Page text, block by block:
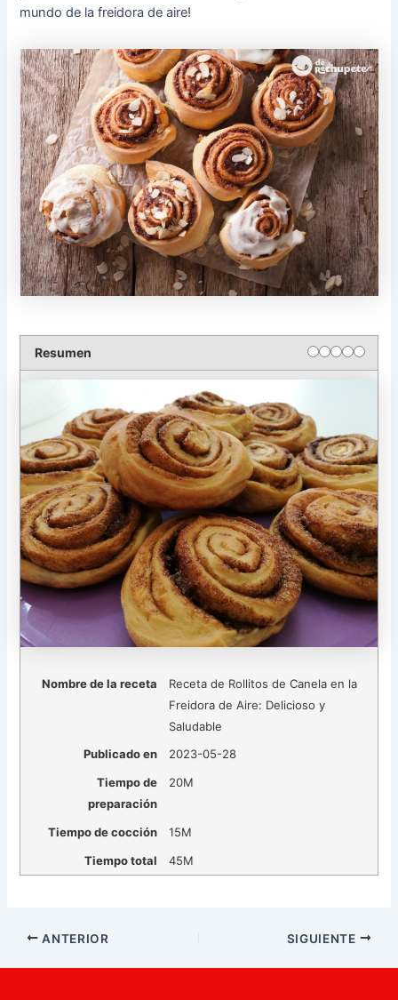
mundo de la freidora de aire!
Resumen
Nombre de la receta
Receta de Rollitos de Canela en la
Freidora de Aire: Delicioso y
Saludable
Publicado en
2023-05-28
Tiempo de
preparación
20M
Tiempo de cocción
15M
Tiempo total
45M
Navegación
ANTERIOR SIGUIENTE